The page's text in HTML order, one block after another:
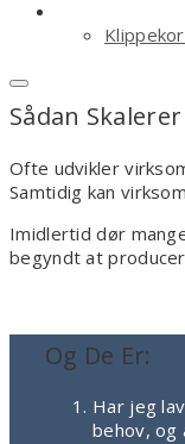
Sådan
Ofte udvikler
Samtidig kan
Imidlertid dør
begyndt at
Og De Er:
Har jeg
behov, og